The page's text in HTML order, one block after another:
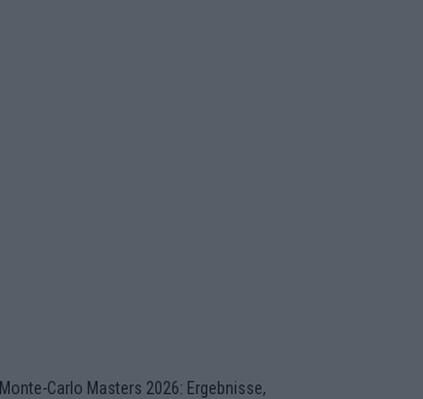
Monte-Carlo Masters 2026: Ergebnisse,